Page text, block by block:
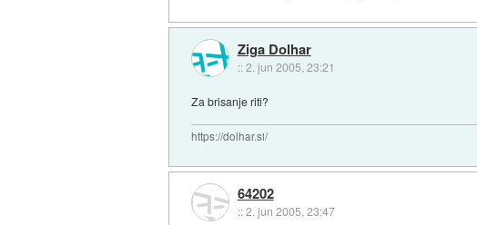
Ziga Dolhar
::2. jun 2005, 23:21
Za brisanje riti?
https://dolhar.si/
64202
::2. jun 2005, 23:47